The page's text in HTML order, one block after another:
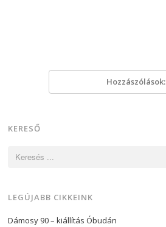
Hozzászólások:
KERESŐ
LEGÚJABB CIKKEINK
Dámosy 90 – kiállítás Óbudán